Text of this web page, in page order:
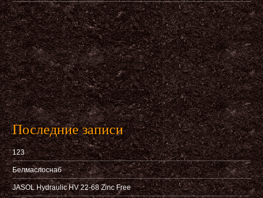
Последние записи
123
Белмаслоснаб
JASOL Hydraulic HV 22-68 Zinc Free